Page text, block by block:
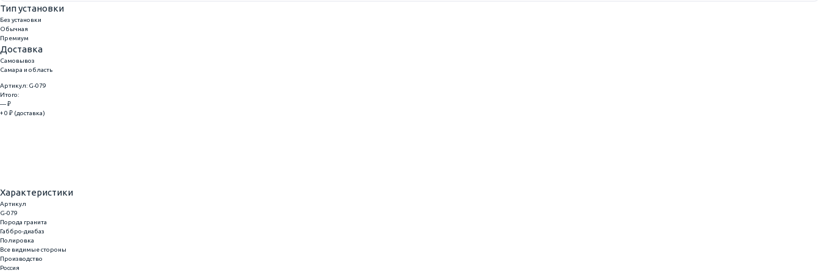
Тип установки
Без установки
Обычная
Премиум
Доставка
Самовывоз
Самара и область
Артикул: G-079
Итого:
— ₽
+ 0 ₽ (доставка)
Характеристики
Артикул
G-079
Порода гранита
Габбро-диабаз
Полировка
Все видимые стороны
Производство
Россия